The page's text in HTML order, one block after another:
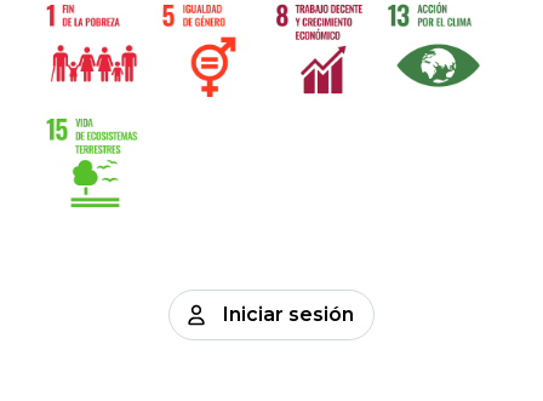
Iniciar sesión